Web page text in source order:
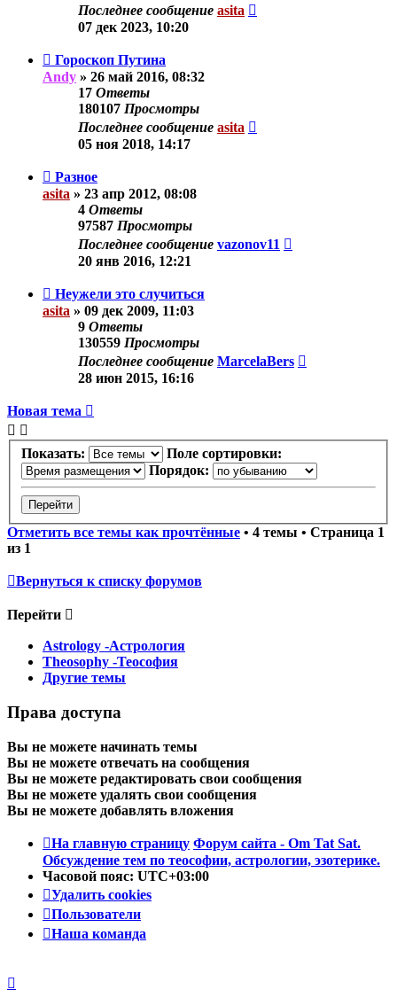
Последнее сообщение asita
07 дек 2023, 10:20
Гороскоп Путина
Andy » 26 май 2016, 08:32
17 Ответы
180107 Просмотры
Последнее сообщение asita
05 ноя 2018, 14:17
Разное
asita » 23 апр 2012, 08:08
4 Ответы
97587 Просмотры
Последнее сообщение vazonov11
20 янв 2016, 12:21
Неужели это случиться
asita » 09 дек 2009, 11:03
9 Ответы
130559 Просмотры
Последнее сообщение MarcelaBers
28 июн 2015, 16:16
Новая тема
Показать:
Поле сортировки:
Порядок:
Отметить все темы как прочтённые • 4 темы • Страница 1
из 1
Вернуться к списку форумов
Перейти
Astrology -Астрология
Theosophy -Теософия
Другие темы
Права доступа
Вы не можете начинать темы
Вы не можете отвечать на сообщения
Вы не можете редактировать свои сообщения
Вы не можете удалять свои сообщения
Вы не можете добавлять вложения
На главную страницу Форум сайта - Om Tat Sat.
Обсуждение тем по теософии, астрологии, эзотерике.
Часовой пояс: UTC+03:00
Удалить cookies
Пользователи
Наша команда